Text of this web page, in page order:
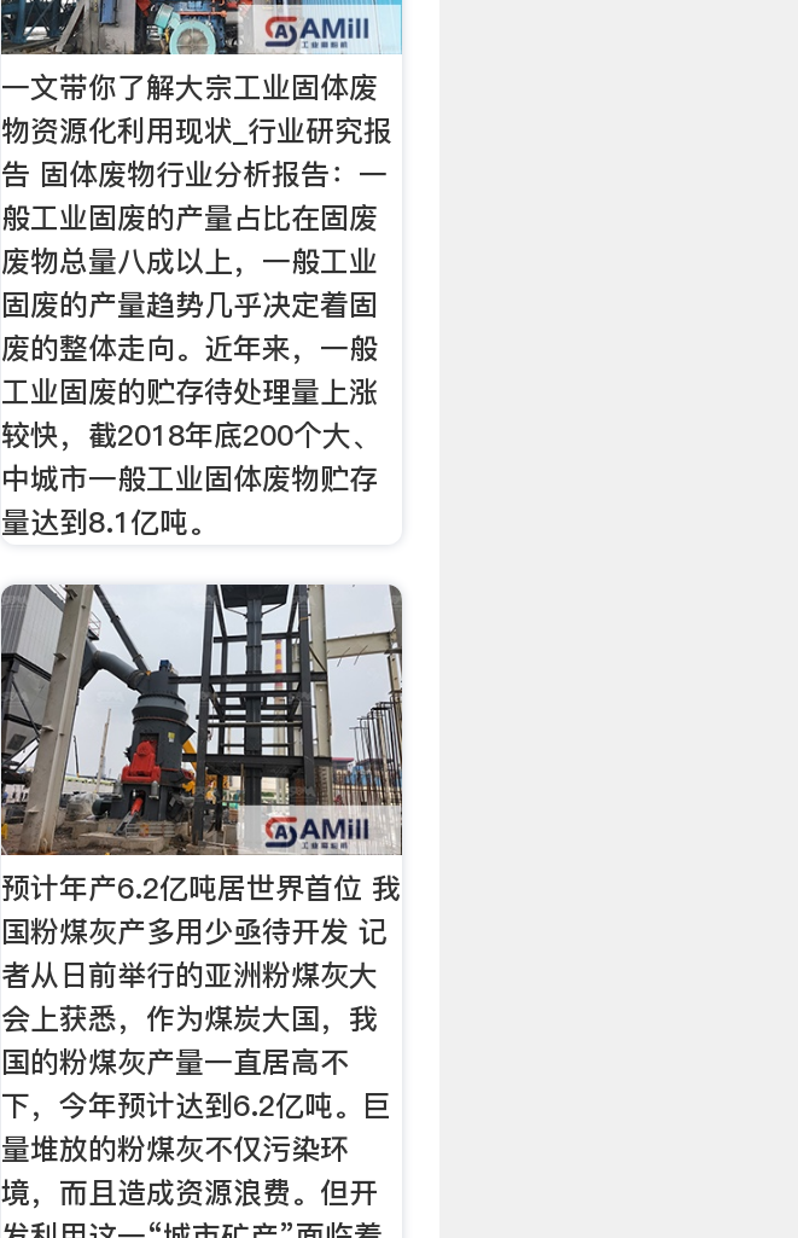
一文带你了解大宗工业固体废
物资源化利用现状_行业研究报
告 固体废物行业分析报告：一
般工业固废的产量占比在固废
废物总量八成以上，一般工业
固废的产量趋势几乎决定着固
废的整体走向。近年来，一般
工业固废的贮存待处理量上涨
较快，截2018年底200个大、
中城市一般工业固体废物贮存
量达到8.1亿吨。
预计年产6.2亿吨居世界首位 我
国粉煤灰产多用少亟待开发 记
者从日前举行的亚洲粉煤灰大
会上获悉，作为煤炭大国，我
国的粉煤灰产量一直居高不
下，今年预计达到6.2亿吨。巨
量堆放的粉煤灰不仅污染环
境，而且造成资源浪费。但开